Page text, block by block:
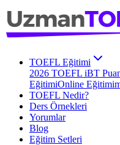
TOEFL Eğitimi
2026 TOEFL iBT
EğitimiOnline
TOEFL Nedir?
Ders Örnekleri
Yorumlar
Blog
Eğitim Setleri